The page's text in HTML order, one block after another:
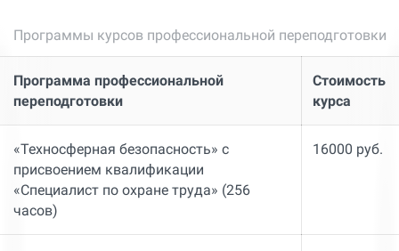
Программы курсов профессиональной переподготовки
Программа профессиональной
переподготовки
Стоимость
курса
«Техносферная безопасность» с
присвоением квалификации
«Специалист по охране труда» (256
часов)
16000 руб.